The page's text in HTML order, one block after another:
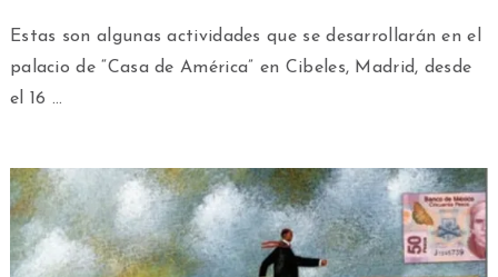
Estas son algunas actividades que se desarrollarán en el
palacio de “Casa de América” en Cibeles, Madrid, desde
el 16 …